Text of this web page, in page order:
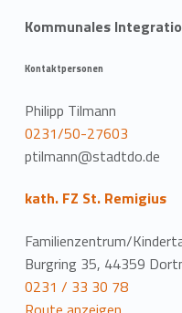
Kommunales
Kontaktpersonen
Philipp Tilmann
0231/50-27603
ptilmann@stadtdo.de
kath. FZ St. Remigius
Familienzentrum/
Burgring 35, 44359
0231 / 33 30 78